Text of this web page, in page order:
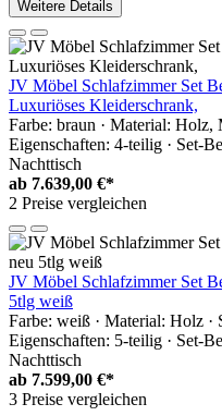
Weitere Details
JV Möbel Schlafzimmer Set
Luxuriöses Kleiderschrank,
Farbe: braun · Material: Holz,
Eigenschaften: 4-teilig · Set-
Nachttisch
ab 7.639,00 €*
2 Preise vergleichen
JV Möbel Schlafzimmer Set
5tlg weiß
Farbe: weiß · Material: Holz ·
Eigenschaften: 5-teilig · Set-
Nachttisch
ab 7.599,00 €*
3 Preise vergleichen